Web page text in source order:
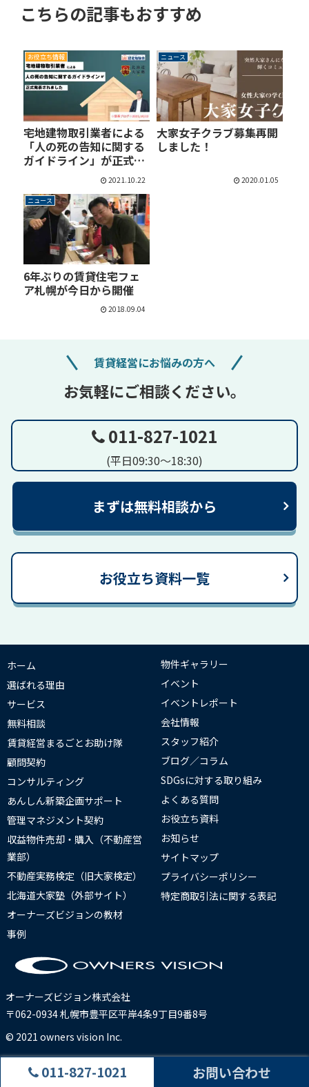
こちらの記事もおすすめ
お役立ち情報
宅地建物取引業者による
「人の死の告知に関する
ガイドライン」が正式
2021.10.22
ニュース
大家女子クラブ募集再開
しました！
2020.01.05
ニュース
6年ぶりの賃貸住宅フェ
ア札幌が今日から開催
2018.09.04
賃貸経営にお悩みの方へ
お気軽にご相談ください。
011-827-1021
(平日09:30～18:30)
まずは無料相談から
お役立ち資料一覧
オーナーズビジョン株式会社
〒062-0934 札幌市豊平区平岸4条9丁目9番8号
© 2021 owners vision Inc.
ホーム
選ばれる理由
サービス
無料相談
賃貸経営まるごとお助け隊
顧問契約
コンサルティング
あんしん新築企画サポート
管理マネジメント契約
収益物件売却・購入（不動産営
業部）
不動産実務検定（旧大家検定）
北海道大家塾（外部サイト）
オーナーズビジョンの教材
事例
物件ギャラリー
イベント
イベントレポート
会社情報
スタッフ紹介
ブログ／コラム
SDGsに対する取り組み
よくある質問
お役立ち資料
お知らせ
サイトマップ
プライバシーポリシー
特定商取引法に関する表記
011-827-1021 お問い合わせ